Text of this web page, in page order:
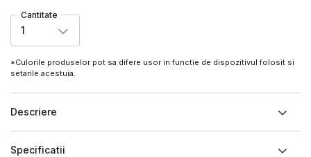
Cantitate
1
*Culorile produselor pot sa difere usor in functie de dispozitivul folosit si
setarile acestuia.
Descriere
Specificatii